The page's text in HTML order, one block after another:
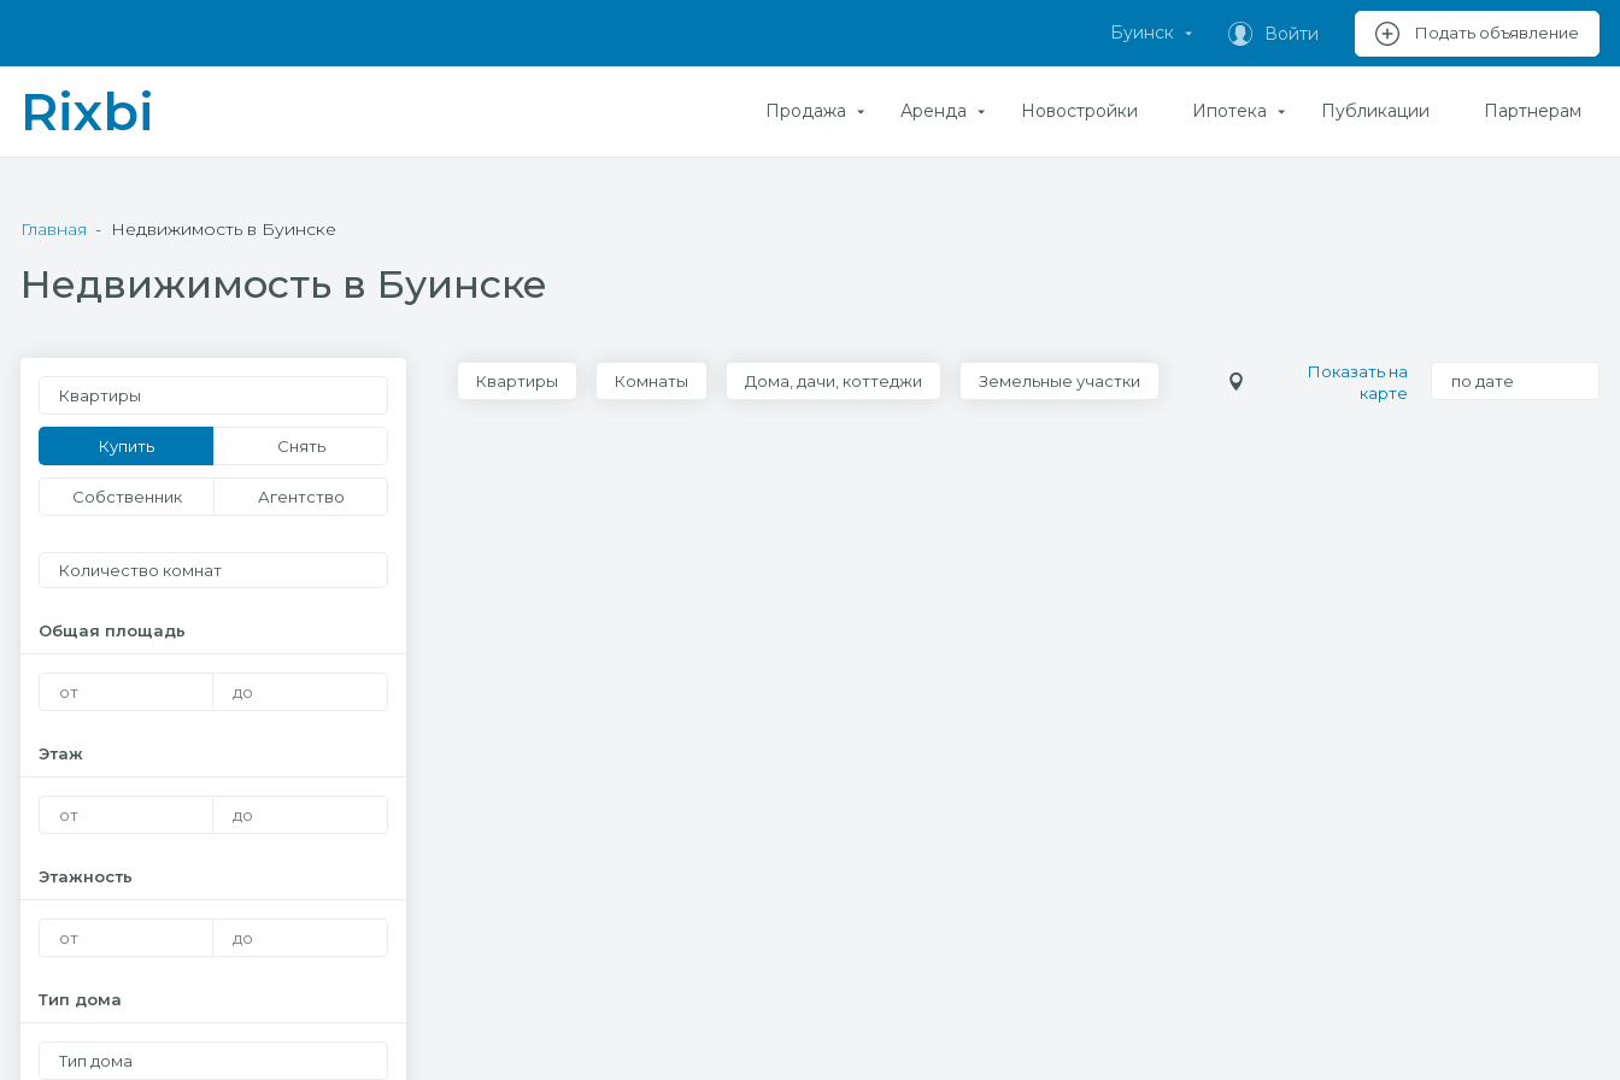
Буинск Войти Подать объявление
Rixbi Продажа Аренда Новостройки Ипотека Публикации Партнерам
Главная Недвижимость в Буинске
Недвижимость в Буинске
Квартиры
Купить Снять
Собственник Агентство
Количество комнат
Общая площадь
Этаж
Этажность
Тип дома
Тип дома
Квартиры Комнаты Дома, дачи, коттеджи Земельные участки
Показать на
карте
по дате